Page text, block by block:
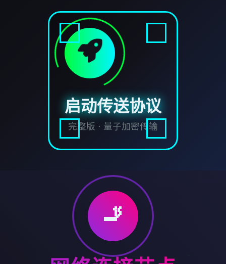
启动传送协议
完整版 · 量子加密传输
🚬